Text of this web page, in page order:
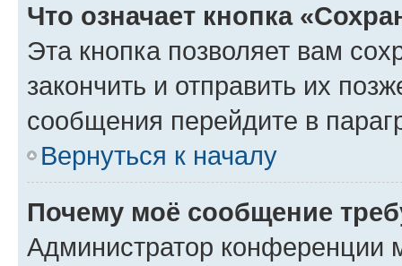
Что означает кнопка
Эта кнопка позволяет вам
закончить и отправить их
сообщения перейдите в
Вернуться к началу
Почему моё сообщение
Администратор конференции